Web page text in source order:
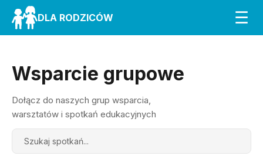
DLA RODZICÓW ☰
Wsparcie grupowe
Dołącz do naszych grup wsparcia,
warsztatów i spotkań edukacyjnych
Search